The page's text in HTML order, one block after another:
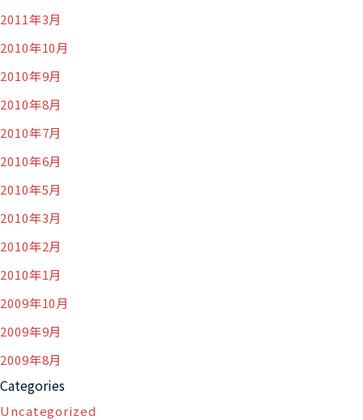
2011年3月
2010年10月
2010年9月
2010年8月
2010年7月
2010年6月
2010年5月
2010年3月
2010年2月
2010年1月
2009年10月
2009年9月
2009年8月
Categories
Uncategorized